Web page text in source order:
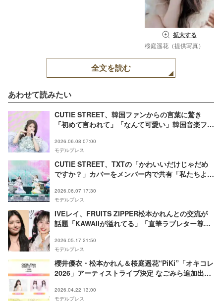
拡大する
桜庭遥花（提供写真）
全文を読む
あわせて読みたい
CUTIE STREET、韓国ファンからの言葉に驚き
「初めて言われて」「なんて可愛い」韓国音楽フェ
Festival」囲み取材】
2026.06.08 07:00
モデルプレス
CUTIE STREET、TXTの「かわいいだけじゃだめ
ですか？」カバーをメンバー内で共有「私たちより
Festival」囲み取材】
2026.06.07 17:30
モデルプレス
IVEレイ、FRUITS ZIPPER松本かれんとの交流が
話題「KAWAIIが溢れてる」「直筆ラブレター尊
2026.05.17 21:50
モデルプレス
櫻井優衣・松本かれん＆桜庭遥花“PiKi”「オキコレ
2026」アーティストライブ決定 なごみら追加出演
2026.04.22 13:00
モデルプレス